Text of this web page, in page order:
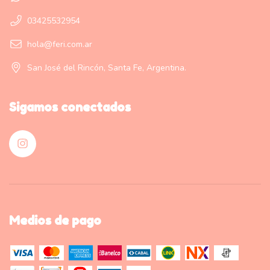
03425532954
hola@feri.com.ar
San José del Rincón, Santa Fe, Argentina.
Sigamos conectados
Medios de pago